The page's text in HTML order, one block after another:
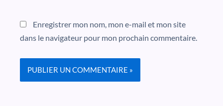
Enregistrer mon nom, mon e-mail et mon site
dans le navigateur pour mon prochain commentaire.